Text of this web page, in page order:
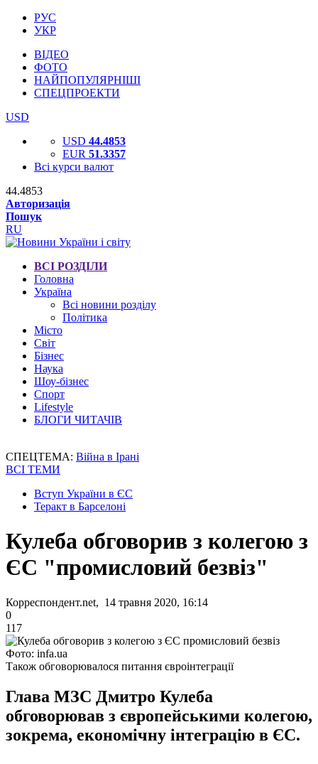
РУС
УКР
ВІДЕО
ФОТО
НАЙПОПУЛЯРНІШІ
СПЕЦПРОЕКТИ
USD
USD 44.4853
EUR 51.3357
Всі курси валют
44.4853
Авторизація
Пошук
RU
ВСІ РОЗДІЛИ
Головна
Україна
Всі новини розділу
Політика
Місто
Світ
Бізнес
Наука
Шоу-бізнес
Спорт
Lifestyle
БЛОГИ ЧИТАЧІВ
СПЕЦТЕМА: Війна в Ірані
ВСІ ТЕМИ
Вступ України в ЄС
Теракт в Барселоні
Кулеба обговорив з колегою з
ЄС "промисловий безвіз"
Корреспондент.net, 14 травня 2020, 16:14
0
117
Фото: infa.ua
Також обговорювалося питання євроінтеграції
Глава МЗС Дмитро Кулеба
обговорював з європейськими колегою,
зокрема, економічну інтеграцію в ЄС.